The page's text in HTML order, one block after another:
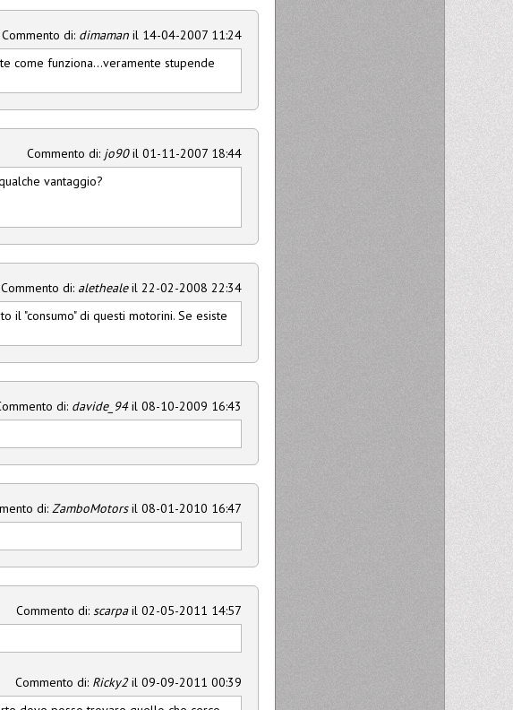
Commento di: dimaman il 14-04-2007 11:24
come funziona...veramente stupende
Commento di: jo90il 01-11-2007 18:44
vantaggio?
Commento di: alethealeil 22-02-2008 22:34
il "consumo" di questi motorini. Se esiste
di: davide_94il 08-10-2009 16:43
di: ZamboMotorsil 08-01-2010 16:47
Commento di: scarpail 02-05-2011 14:57
Commento di: Ricky2il 09-09-2011 00:39